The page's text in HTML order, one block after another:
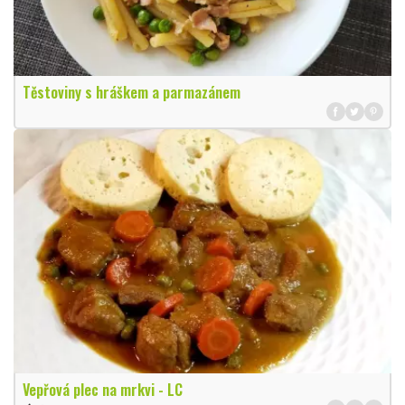
Těstoviny s hráškem a parmazánem
Vepřová plec na mrkvi - LC